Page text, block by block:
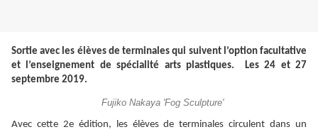
Sortie avec les élèves de terminales qui suivent l’option facultative
et l’enseignement de spécialité arts plastiques. Les 24 et 27
septembre 2019.
Fujiko Nakaya 'Fog Sculpture'
Avec cette 2e édition, les élèves de terminales circulent dans un